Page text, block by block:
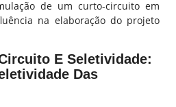
de um curto-circuito em
na elaboração do projeto
E Seletividade:
Das